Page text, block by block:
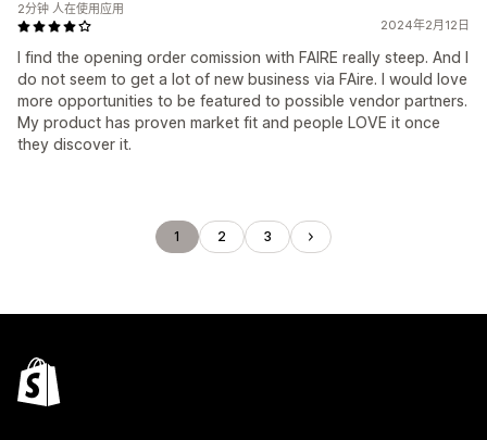
2024年2月12日
I find the opening order comission with FAIRE really steep. And I
do not seem to get a lot of new business via FAire. I would love
more opportunities to be featured to possible vendor partners.
My product has proven market fit and people LOVE it once
they discover it.
2分钟 人在使用应用
1 2 3